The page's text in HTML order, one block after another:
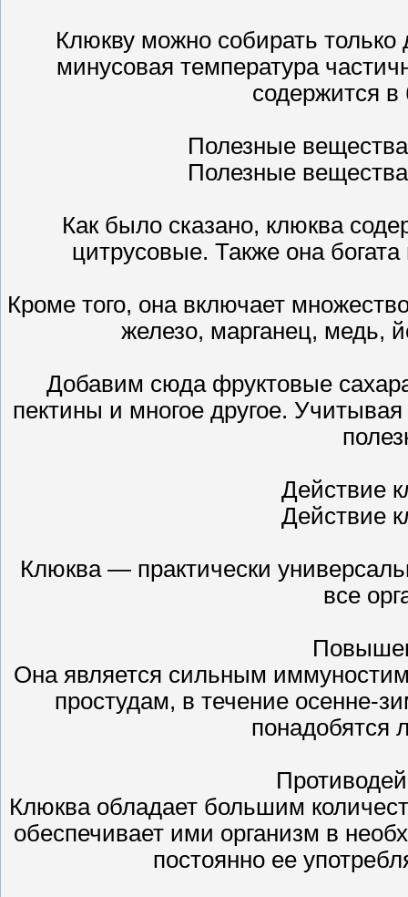
Клюкву можно собирать только
минусовая температура
содержится
Полезные
Полезные
Как было сказано, клюква
цитрусовые. Также она
Кроме того, она включает
железо, марганец, медь,
Добавим сюда фруктовые
пектины и многое другое.
Действие
Действие
Клюква — практически
все
Она является сильным
простудам, в течение осенне-
понадобятся
Клюква обладает большим
обеспечивает ими организм в
постоянно ее